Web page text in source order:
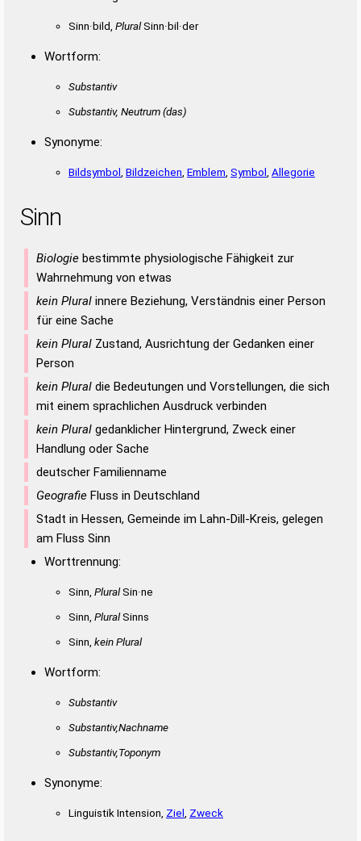
Sinn·bild, PluralSinn·bil·der
Wortform:
Substantiv
Substantiv, Neutrum(das)
Synonyme:
Bildsymbol Bildzeichen Emblem Symbol Allegorie
Sinn
Biologie bestimmte physiologische Fähigkeit zur
Wahrnehmung von etwas
kein Plural innere Beziehung, Verständnis einer Person
für eine Sache
kein Plural Zustand, Ausrichtung der Gedanken einer
Person
kein Plural die Bedeutungen und Vorstellungen, die sich
mit einem sprachlichen Ausdruck verbinden
kein Plural gedanklicher Hintergrund, Zweck einer
Handlung oder Sache
deutscher Familienname
Geografie Fluss in Deutschland
Stadt in Hessen, Gemeinde im Lahn-Dill-Kreis, gelegen
am Fluss Sinn
Worttrennung:
Sinn, PluralSin·ne
Sinn, PluralSinns
Sinn, kein Plural
Wortform:
Substantiv
Substantiv,Nachname
Substantiv,Toponym
Synonyme:
Linguistik Intension, Ziel Zweck